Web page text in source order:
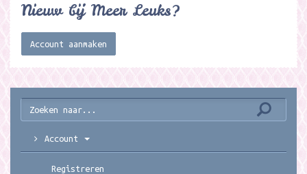
Nieuw bij Meer Leuks?
Account aanmaken
Account
Registreren